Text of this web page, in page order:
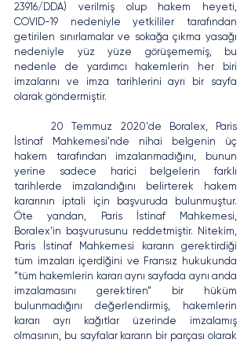
23916/DDA) verilmiş olup hakem heyeti,
COVID-19 nedeniyle yetkililer tarafından
getirilen sınırlamalar ve sokağa çıkma yasağı
nedeniyle yüz yüze görüşememiş, bu
nedenle de yardımcı hakemlerin her biri
imzalarını ve imza tarihlerini ayrı bir sayfa
olarak göndermiştir.
	20 Temmuz 2020'de Boralex, Paris
İstinaf Mahkemesi'nde nihai belgenin üç
hakem tarafından imzalanmadığını, bunun
yerine sadece harici belgelerin farklı
tarihlerde imzalandığını belirterek hakem
kararının iptali için başvuruda bulunmuştur.
Öte yandan, Paris İstinaf Mahkemesi,
Boralex'in başvurusunu reddetmiştir. Nitekim,
Paris İstinaf Mahkemesi kararın gerektirdiği
tüm imzaları içerdiğini ve Fransız hukukunda
“tüm hakemlerin kararı aynı sayfada aynı anda
imzalamasını gerektiren” bir hüküm
bulunmadığını değerlendirmiş, hakemlerin
kararı ayrı kağıtlar üzerinde imzalamış
olmasının, bu sayfalar kararın bir parçası olarak